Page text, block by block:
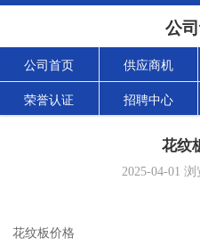
公
公司首页 供应商机
荣誉认证 招聘中心
花纹
2025-04-01 浏
花纹板价格